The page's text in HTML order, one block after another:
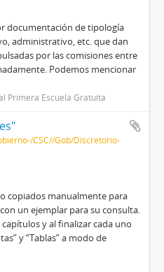
documentación de tipología
administrativo, etc. que dan
por las comisiones entre
Podemos mencionar
Primera Escuela Gratuita
CSC//Gob/Discretorio-
copiados manualmente para
un ejemplar para su consulta.
y al finalizar cada uno
y “Tablas” a modo de